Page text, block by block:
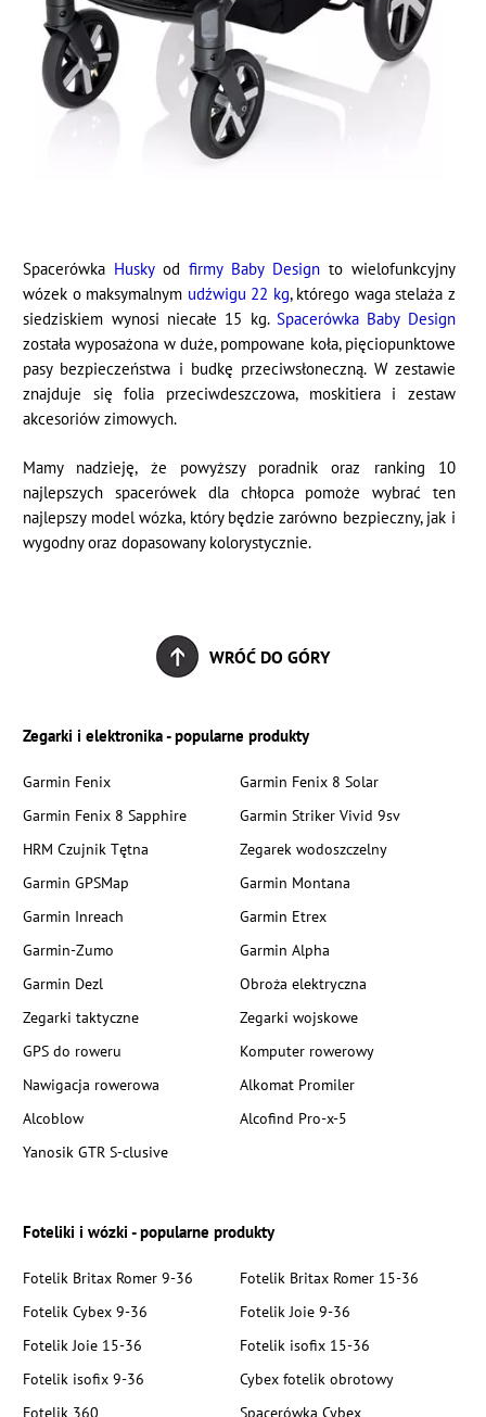
Spacerówka Huskyodfirmy Baby Designto wielofunkcyjny
wózek o maksymalnym udźwigu 22 kg, którego waga stelaża z
siedziskiem wynosi niecałe 15 kg.Spacerówka Baby Design
została wyposażona w duże, pompowane koła, pięciopunktowe
pasy bezpieczeństwa i budkę przeciwsłoneczną. W zestawie
znajduje się folia przeciwdeszczowa, moskitiera i zestaw
akcesoriów zimowych.
Mamy nadzieję, że powyższy poradnik oraz ranking 10
najlepszych spacerówek dla chłopca pomoże wybrać ten
najlepszy model wózka, który będzie zarówno bezpieczny, jak i
wygodny oraz dopasowany kolorystycznie.
WRÓĆ DO GÓRY
Zegarki i elektronika - popularne produkty
Garmin Fenix
Garmin Fenix 8 Solar
Garmin Fenix 8 Sapphire
Garmin Striker Vivid 9sv
HRM Czujnik Tętna
Zegarek wodoszczelny
Garmin GPSMap
Garmin Montana
Garmin Inreach
Garmin Etrex
Garmin-Zumo
Garmin Alpha
Garmin Dezl
Obroża elektryczna
Zegarki taktyczne
Zegarki wojskowe
GPS do roweru
Komputer rowerowy
Nawigacja rowerowa
Alkomat Promiler
Alcoblow
Alcofind Pro-x-5
Yanosik GTR S-clusive
Foteliki i wózki - popularne produkty
Fotelik Britax Romer 9-36
Fotelik Britax Romer 15-36
Fotelik Cybex 9-36
Fotelik Joie 9-36
Fotelik Joie 15-36
Fotelik isofix 15-36
Fotelik isofix 9-36
Cybex fotelik obrotowy
Fotelik 360
Spacerówka Cybex